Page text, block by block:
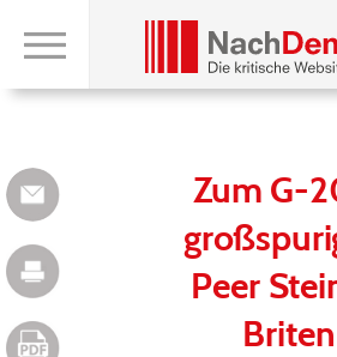
Zum G-
Peer